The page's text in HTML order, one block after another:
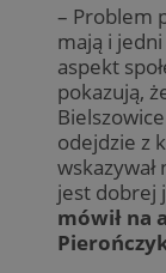
– Problem
mają i
aspekt
pokazują,
odejdzie z
jest dobrej
mówił na